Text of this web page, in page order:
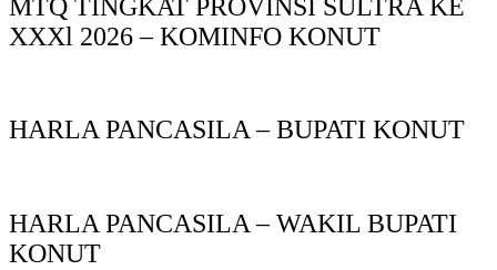
MTQ TINGKAT PROVINSI SULTRA KE
XXXl 2026 – KOMINFO KONUT
HARLA PANCASILA – BUPATI KONUT
HARLA PANCASILA – WAKIL BUPATI
KONUT